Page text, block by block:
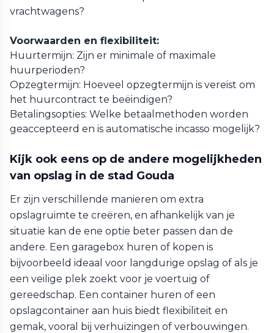
vrachtwagens?
Voorwaarden en flexibiliteit:
Huurtermijn: Zijn er minimale of maximale
huurperioden?
Opzegtermijn: Hoeveel opzegtermijn is vereist om
het huurcontract te beëindigen?
Betalingsopties: Welke betaalmethoden worden
geaccepteerd en is automatische incasso mogelijk?
Kijk ook eens op de andere mogelijkheden
van opslag in de stad Gouda
Er zijn verschillende manieren om extra
opslagruimte te creëren, en afhankelijk van je
situatie kan de ene optie beter passen dan de
andere. Een garagebox huren of kopen is
bijvoorbeeld ideaal voor langdurige opslag of als je
een veilige plek zoekt voor je voertuig of
gereedschap. Een container huren of een
opslagcontainer aan huis biedt flexibiliteit en
gemak, vooral bij verhuizingen of verbouwingen.